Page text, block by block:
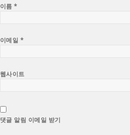
이름*
이메일 *
웹사이트
댓글 알림 이메일 받기